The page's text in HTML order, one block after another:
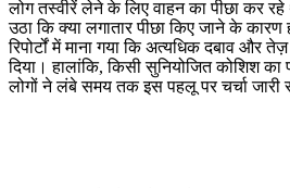
लोग तस्वीरें लेने के लिए वाहन का पीछा कर
उठा कि क्या लगातार पीछा किए जाने के
रिपोर्टों में माना गया कि अत्यधिक दबाव और
दिया। हालांकि, किसी सुनियोजित कोशिश का
लोगों ने लंबे समय तक इस पहलू पर चर्चा जारी